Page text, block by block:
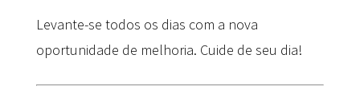
Levante-se todos os dias com a nova
oportunidade de melhoria. Cuide de seu dia!